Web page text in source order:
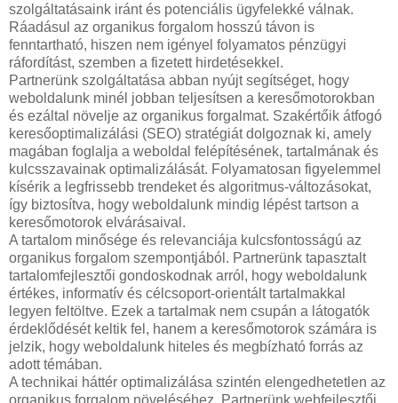
szolgáltatásaink iránt és potenciális ügyfelekké válnak.
Ráadásul az organikus forgalom hosszú távon is
fenntartható, hiszen nem igényel folyamatos pénzügyi
ráfordítást, szemben a fizetett hirdetésekkel.
Partnerünk szolgáltatása abban nyújt segítséget, hogy
weboldalunk minél jobban teljesítsen a keresőmotorokban
és ezáltal növelje az organikus forgalmat. Szakértőik átfogó
keresőoptimalizálási (SEO) stratégiát dolgoznak ki, amely
magában foglalja a weboldal felépítésének, tartalmának és
kulcsszavainak optimalizálását. Folyamatosan figyelemmel
kísérik a legfrissebb trendeket és algoritmus-változásokat,
így biztosítva, hogy weboldalunk mindig lépést tartson a
keresőmotorok elvárásaival.
A tartalom minősége és relevanciája kulcsfontosságú az
organikus forgalom szempontjából. Partnerünk tapasztalt
tartalomfejlesztői gondoskodnak arról, hogy weboldalunk
értékes, informatív és célcsoport-orientált tartalmakkal
legyen feltöltve. Ezek a tartalmak nem csupán a látogatók
érdeklődését keltik fel, hanem a keresőmotorok számára is
jelzik, hogy weboldalunk hiteles és megbízható forrás az
adott témában.
A technikai háttér optimalizálása szintén elengedhetetlen az
organikus forgalom növeléséhez. Partnerünk webfejlesztői